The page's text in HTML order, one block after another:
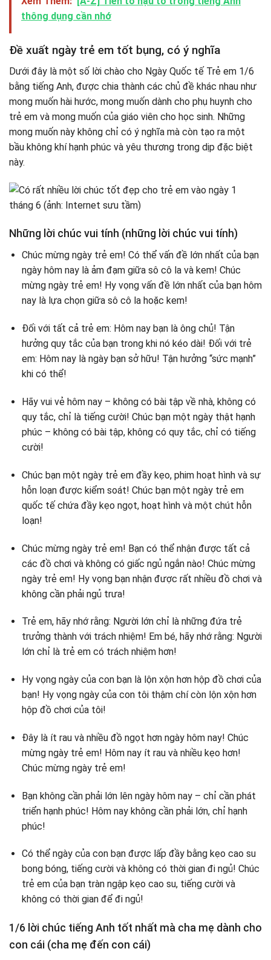
thông dụng cần nhớ
Đề xuất ngày trẻ em tốt bụng, có ý nghĩa
Dưới đây là một số lời chào cho Ngày Quốc tế Trẻ em 1/6
bằng tiếng Anh, được chia thành các chủ đề khác nhau như
mong muốn hài hước, mong muốn dành cho phụ huynh cho
trẻ em và mong muốn của giáo viên cho học sinh. Những
mong muốn này không chỉ có ý nghĩa mà còn tạo ra một
bầu không khí hạnh phúc và yêu thương trong dịp đặc biệt
này.
Những lời chúc vui tính (những lời chúc vui tính)
Chúc mừng ngày trẻ em! Có thể vấn đề lớn nhất của bạn
ngày hôm nay là ảm đạm giữa sô cô la và kem! Chúc
mừng ngày trẻ em! Hy vọng vấn đề lớn nhất của bạn hôm
nay là lựa chọn giữa sô cô la hoặc kem!
Đối với tất cả trẻ em: Hôm nay bạn là ông chủ! Tận
hưởng quy tắc của bạn trong khi nó kéo dài! Đối với trẻ
em: Hôm nay là ngày bạn sở hữu! Tận hưởng “sức mạnh”
khi có thể!
Hãy vui vẻ hôm nay – không có bài tập về nhà, không có
quy tắc, chỉ là tiếng cười! Chúc bạn một ngày thật hạnh
phúc – không có bài tập, không có quy tắc, chỉ có tiếng
cười!
Chúc bạn một ngày trẻ em đầy kẹo, phim hoạt hình và sự
hỗn loạn được kiểm soát! Chúc bạn một ngày trẻ em
quốc tế chứa đầy kẹo ngọt, hoạt hình và một chút hỗn
loạn!
Chúc mừng ngày trẻ em! Bạn có thể nhận được tất cả
các đồ chơi và không có giấc ngủ ngắn nào! Chúc mừng
ngày trẻ em! Hy vọng bạn nhận được rất nhiều đồ chơi và
không cần phải ngủ trưa!
Trẻ em, hãy nhớ rằng: Người lớn chỉ là những đứa trẻ
trưởng thành với trách nhiệm! Em bé, hãy nhớ rằng: Người
lớn chỉ là trẻ em có trách nhiệm hơn!
Hy vọng ngày của con bạn là lộn xộn hơn hộp đồ chơi của
bạn! Hy vọng ngày của con tôi thậm chí còn lộn xộn hơn
hộp đồ chơi của tôi!
Đây là ít rau và nhiều đồ ngọt hơn ngày hôm nay! Chúc
mừng ngày trẻ em! Hôm nay ít rau và nhiều kẹo hơn!
Chúc mừng ngày trẻ em!
Bạn không cần phải lớn lên ngày hôm nay – chỉ cần phát
triển hạnh phúc! Hôm nay không cần phải lớn, chỉ hạnh
phúc!
Có thể ngày của con bạn được lấp đầy bằng kẹo cao su
bong bóng, tiếng cười và không có thời gian đi ngủ! Chúc
trẻ em của bạn tràn ngập kẹo cao su, tiếng cười và
không có thời gian để đi ngủ!
1/6 lời chúc tiếng Anh tốt nhất mà cha mẹ dành cho
con cái (cha mẹ đến con cái)